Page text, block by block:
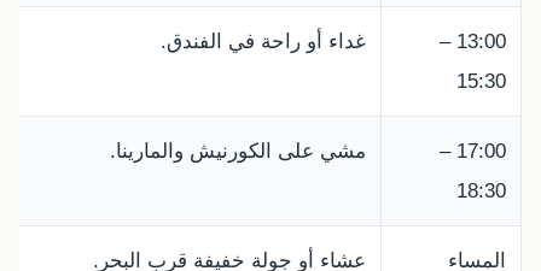
13:00 –
15:30
غداء أو راحة في الفندق.
17:00 –
18:30
مشي على الكورنيش والمارينا.
المساء عشاء أو جولة خفيفة قرب البحر.